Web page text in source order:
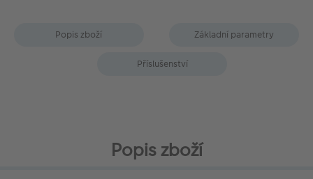
Popis zboží Základní parametry
Příslušenství
Popis zboží